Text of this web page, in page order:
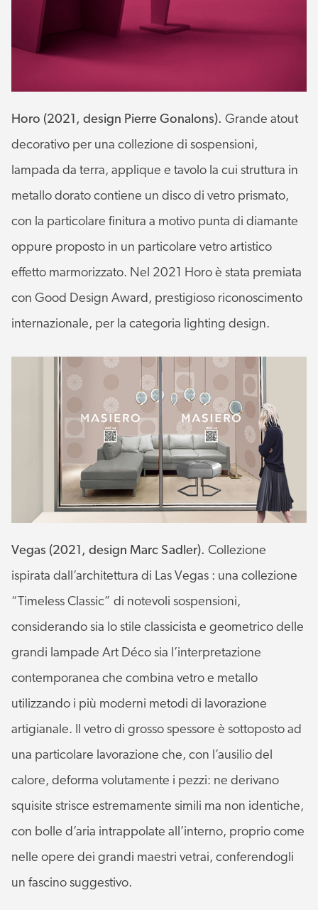
Horo (2021, design Pierre Gonalons). Grande atout
decorativo per una collezione di sospensioni,
lampada da terra, applique e tavolo la cui struttura in
metallo dorato contiene un disco di vetro prismato,
con la particolare finitura a motivo punta di diamante
oppure proposto in un particolare vetro artistico
effetto marmorizzato. Nel 2021 Horo è stata premiata
con Good Design Award, prestigioso riconoscimento
internazionale, per la categoria lighting design.
Vegas (2021, design Marc Sadler). Collezione
ispirata dall’architettura di Las Vegas : una collezione
“Timeless Classic” di notevoli sospensioni,
considerando sia lo stile classicista e geometrico delle
grandi lampade Art Déco sia l’interpretazione
contemporanea che combina vetro e metallo
utilizzando i più moderni metodi di lavorazione
artigianale. Il vetro di grosso spessore è sottoposto ad
una particolare lavorazione che, con l’ausilio del
calore, deforma volutamente i pezzi: ne derivano
squisite strisce estremamente simili ma non identiche,
con bolle d’aria intrappolate all’interno, proprio come
nelle opere dei grandi maestri vetrai, conferendogli
un fascino suggestivo.